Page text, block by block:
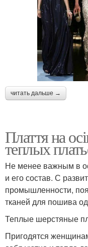
читать дальше →
Плаття на
теплых
Не менее важным в
и его состав. С
промышленности,
тканей для пошива
Теплые шерстяные
Пригодятся